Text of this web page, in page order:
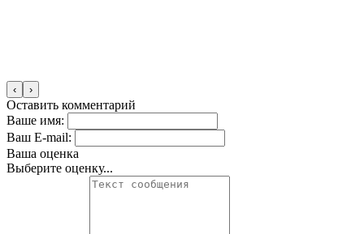
‹ ›
Оставить комментарий
Ваше имя:
Ваш E-mail:
Ваша оценка
Выберите оценку...